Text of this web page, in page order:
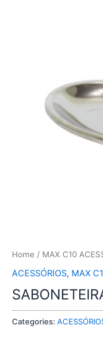
Home / MAX C10
ACESSÓRIOS, MAX
Categories: